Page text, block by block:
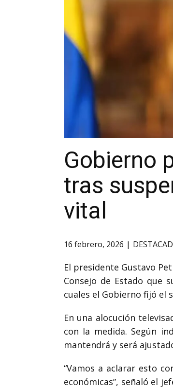
Gobierno
tras
vital
16 febrero, 2026
El presidente Gustavo
Consejo de Estado que
cuales el Gobierno fijó el
En una alocución
con la medida. Según
mantendrá y será
“Vamos a aclarar esto
económicas”, señaló el